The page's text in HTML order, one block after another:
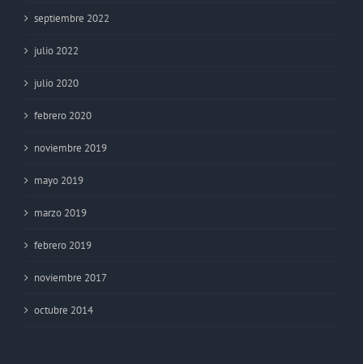
septiembre 2022
julio 2022
julio 2020
febrero 2020
noviembre 2019
mayo 2019
marzo 2019
febrero 2019
noviembre 2017
octubre 2014